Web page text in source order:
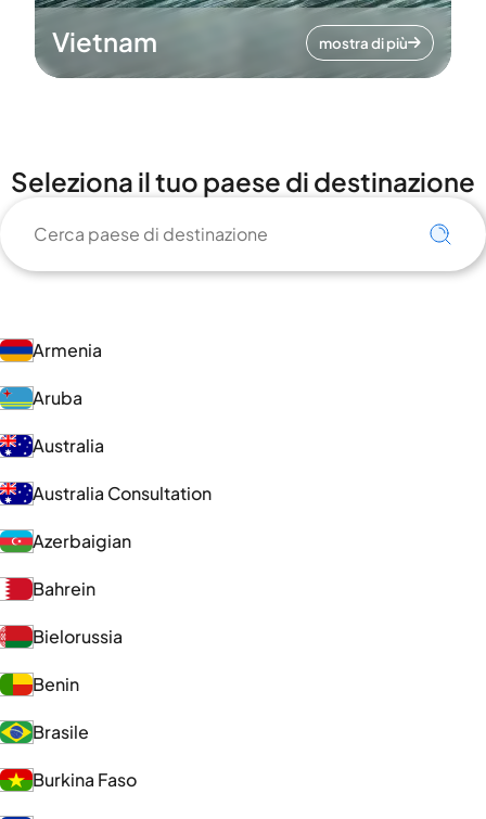
Vietnam mostra di più
Seleziona il tuo paese di destinazione
Armenia
Aruba
Australia
Australia Consultation
Azerbaigian
Bahrein
Bielorussia
Benin
Brasile
Burkina Faso